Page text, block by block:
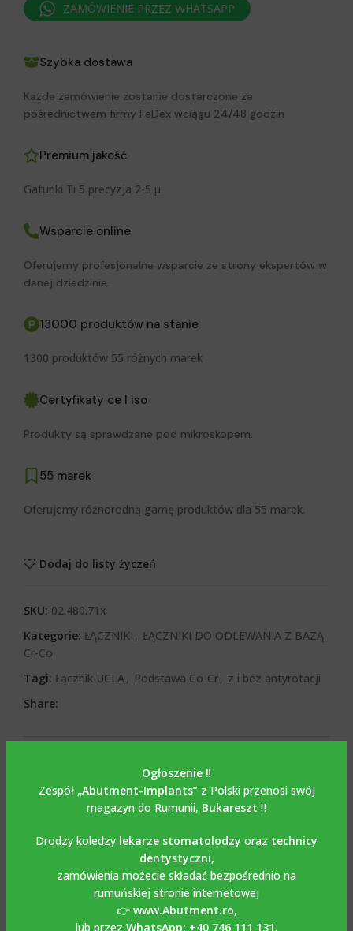
Ogłoszenie ‼️
Zespół „Abutment-Implants”z Polski przenosi swój
magazyn do Rumunii, Bukareszt ‼️
Drodzy koledzy lekarze stomatolodzy oraz technicy
dentystyczni,
zamówienia możecie składać bezpośrednio na
rumuńskiej stronie internetowej
👉 www.Abutment.ro,
lub przez WhatsApp: +40 746 111 131.
ZAMÓWIENIE PRZEZ WHATSAPP
Szybka dostawa
Każde zamówienie zostanie dostarczone za
pośrednictwem firmy FeDex wciągu 24/48 godzin
Premium jakość
Gatunki Ti 5 precyzja 2-5 μ
Wsparcie online
Oferujemy profesjonalne wsparcie ze strony ekspertów w
danej dziedzinie.
13000 produktów na stanie
1300 produktów 55 różnych marek
Certyfikaty ce I iso
Produkty są sprawdzane pod mikroskopem.
55 marek
Oferujemy różnorodną gamę produktów dla 55 marek.
Dodaj do listy życzeń
SKU: 02.480.71x
Kategorie: ŁĄCZNIKI , ŁĄCZNIKI DO ODLEWANIA Z BAZĄ
Cr-Co
Tagi: Łącznik UCLA, Podstawa Co-Cr, z i bez antyrotacji
Share:
Odlew kalcynowany na
bazie Co-Cr / UCLA ze
śrubą kompatybilny z
STRAUMAN SOFT TISSUE